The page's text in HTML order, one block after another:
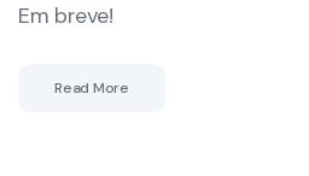
Em breve!
Read More